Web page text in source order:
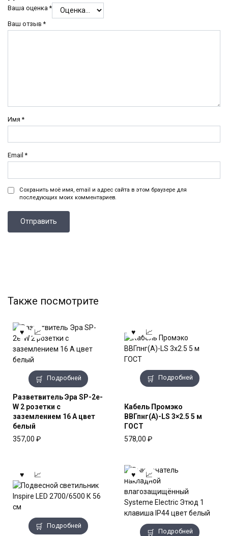
Ваша оценка*
Ваш отзыв*
Имя*
Email*
Сохранить моё имя, email и адрес сайта в этом браузере для
последующих моих комментариев.
Также посмотрите
Подробней
Разветвитель Эра SP-2e-
W 2 розетки с
заземлением 16 А цвет
белый
357,00 ₽
Подробней
Кабель Промэко
ВВГпнг(A)-LS 3×2.5 5 м
ГОСТ
578,00 ₽
Подробней
Подробней